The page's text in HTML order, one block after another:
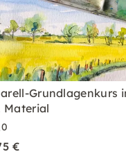
Grundlagenkurs
Material
€